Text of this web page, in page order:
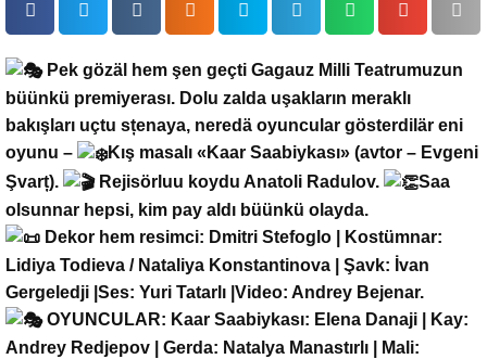
Pek gözäl hem şen geçti Gagauz Milli Teatrumuzun
büünkü premiyerası. Dolu zalda uşakların meraklı
bakışları uçtu sțenaya, neredä oyuncular gösterdilär eni
oyunu –
Kış masalı «Kaar Saabiykası» (avtor – Evgeni
Şvarț).
Rejisörluu koydu Anatoli Radulov.
Saa
olsunnar hepsi, kim pay aldı büünkü olayda.
Dekor hem resimci: Dmitri Stefoglo | Kostümnar:
Lidiya Todieva / Nataliya Konstantinova | Şavk: İvan
Gergeledji |Ses: Yuri Tatarlı |Video: Andrey Bejenar.
OYUNCULAR: Kaar Saabiykası: Elena Danaji | Kay:
Andrey Redjepov | Gerda: Natalya Manastırlı | Mali: